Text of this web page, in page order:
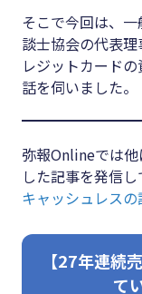
そこで今回は、
談士協会の代表
レジットカード
話を伺いました。
弥報Onlineでは
した記事を発信し
キャッシュレス
【27年連続
て